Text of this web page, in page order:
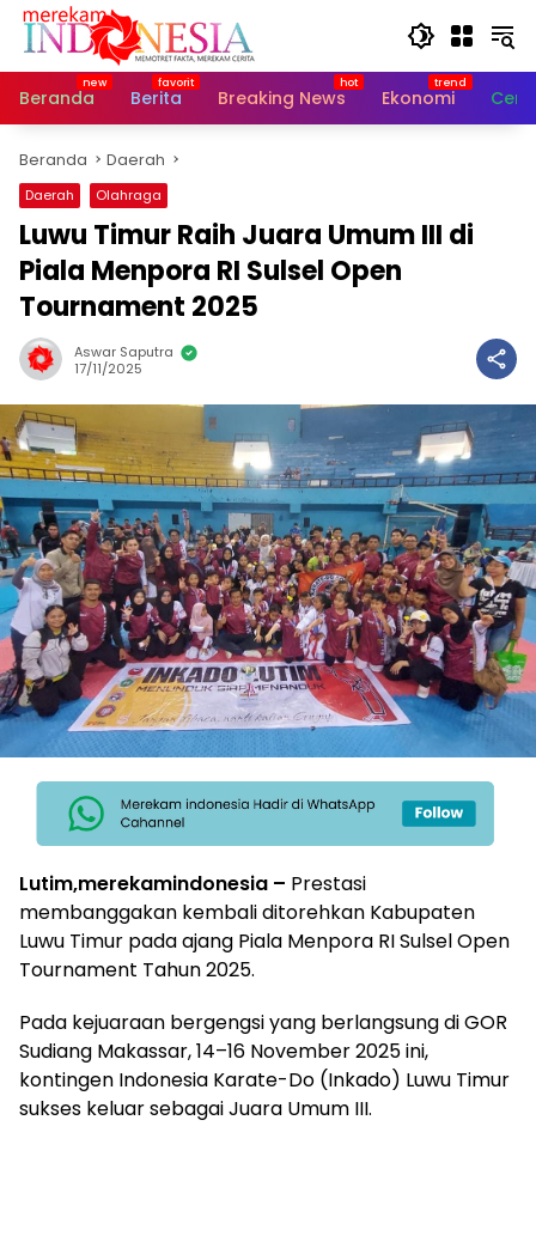
Langsung
Beranda
Berita Breaking News Ekonomi
Beranda Daerah
Daerah Olahraga
Luwu Timur Raih Juara Umum III di
Piala Menpora RI Sulsel Open
Tournament 2025
Aswar Saputra
17/11/2025
Lutim,merekamindonesia – Prestasi
membanggakan kembali ditorehkan Kabupaten
Luwu Timur pada ajang Piala Menpora RI Sulsel Open
Tournament Tahun 2025.
Pada kejuaraan bergengsi yang berlangsung di GOR
Sudiang Makassar, 14–16 November 2025 ini,
kontingen Indonesia Karate-Do (Inkado) Luwu Timur
sukses keluar sebagai Juara Umum III.